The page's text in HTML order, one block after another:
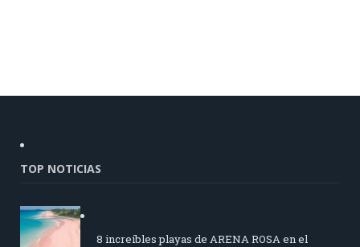
TOP NOTICIAS
8 increíbles playas de ARENA ROSA en el